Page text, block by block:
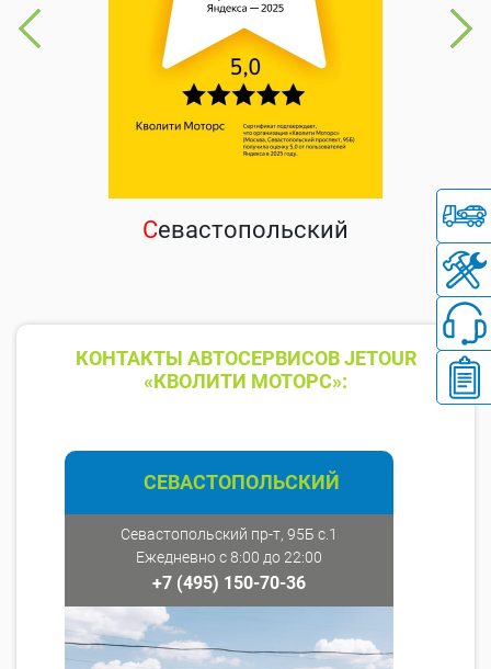
Севастопольский
КОНТАКТЫ АВТОСЕРВИСОВ JETOUR
«КВОЛИТИ МОТОРС»:
СЕВАСТОПОЛЬСКИЙ
Севастопольский пр-т, 95Б с.1
Ежедневно с 8:00 до 22:00
+7 (495) 150-70-36